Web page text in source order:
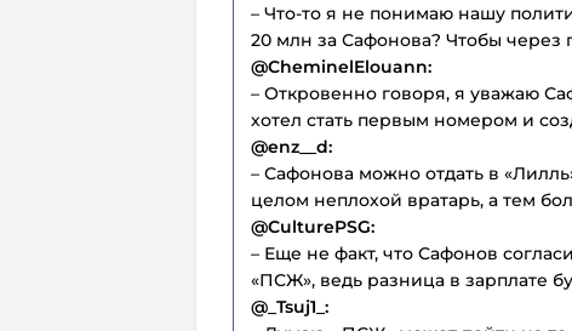
– Что-то я не понимаю нашу
20 млн за Сафонова? Чтобы через
@CheminelElouann:
– Откровенно говоря, я уважаю
хотел стать первым номером и
@enz__d:
– Сафонова можно отдать в
целом неплохой вратарь, а тем
@CulturePSG:
– Еще не факт, что Сафонов
«ПСЖ», ведь разница в зарплате
@_Tsuj1_: